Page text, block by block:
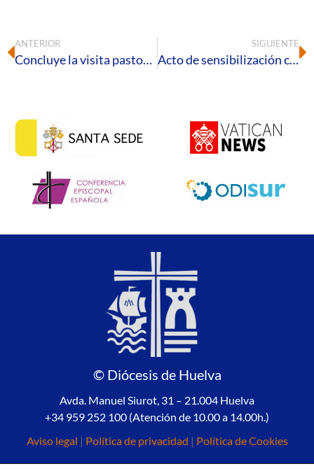
ANTERIOR
Concluye la visita pastoral del Obispo a Villablanca, Sanlúcar de Guadiana y San Silvestre de Guzmán
SIGUIENTE
Acto de sensibilización con motivo del Día Internacional del Migrante en la parroquia San Jorge Mártir de Palos
© Diócesis de Huelva
Avda. Manuel Siurot, 31 – 21.004 Huelva
+34 959 252 100 (Atención de 10.00 a 14.00h.)
Aviso legal | Política de privacidad | Política de Cookies